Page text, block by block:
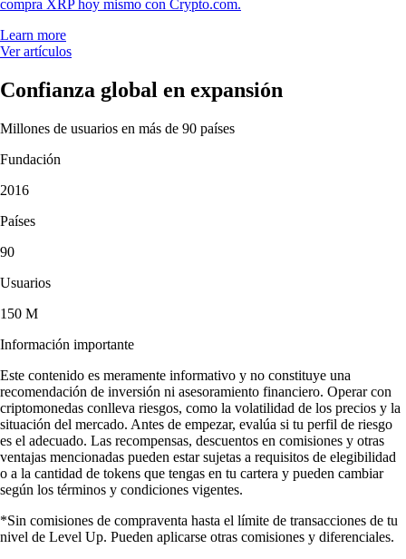
compra XRP hoy mismo con Crypto.com.
Learn more
Ver artículos
Confianza global en expansión
Millones de usuarios en más de 90 países
Fundación
2016
Países
90
Usuarios
150 M
Información importante
Este contenido es meramente informativo y no constituye una
recomendación de inversión ni asesoramiento financiero. Operar con
criptomonedas conlleva riesgos, como la volatilidad de los precios y la
situación del mercado. Antes de empezar, evalúa si tu perfil de riesgo
es el adecuado. Las recompensas, descuentos en comisiones y otras
ventajas mencionadas pueden estar sujetas a requisitos de elegibilidad
o a la cantidad de tokens que tengas en tu cartera y pueden cambiar
según los términos y condiciones vigentes.
*Sin comisiones de compraventa hasta el límite de transacciones de tu
nivel de Level Up. Pueden aplicarse otras comisiones y diferenciales.